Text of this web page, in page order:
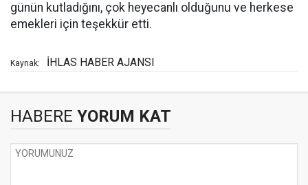
günün kutladığını, çok heyecanlı olduğunu ve herkese
emekleri için teşekkür etti.
Kaynak: İHLAS HABER AJANSI
HABERE YORUM KAT